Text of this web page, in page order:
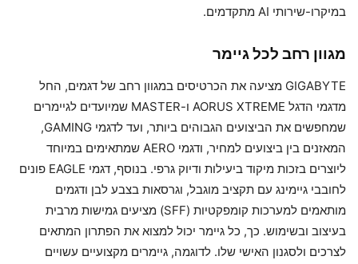
במיקרו-שירותי AI מתקדמים.
מגוון רחב לכל גיימר
GIGABYTE מציעה את הכרטיסים במגוון רחב של דגמים, החל
מדגמי הדגל AORUS XTREME ו-MASTER שמיועדים לגיימרים
שמחפשים את הביצועים הגבוהים ביותר, ועד לדגמי GAMING,
המאזנים בין ביצועים למחיר, ודגמי AERO שמתאימים במיוחד
ליוצרים בזכות מיקוד ביעילות ודיוק גרפי. בנוסף, דגמי EAGLE פונים
לחובבי גיימינג עם תקציב מוגבל, וגרסאות בצבע לבן ודגמים
מותאמים למערכות קומפקטיות (SFF) מציעים גמישות מרבית
בעיצוב ובשימוש. כך, כל גיימר יכול למצוא את הפתרון המתאים
לצרכים ולסגנון האישי שלו. לדוגמה, גיימרים מקצועיים עשויים